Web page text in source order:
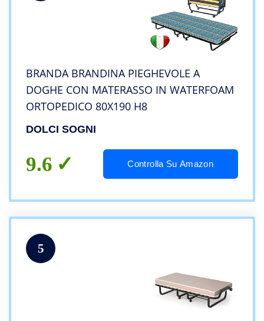
BRANDA BRANDINA PIEGHEVOLE A
DOGHE CON MATERASSO IN WATERFOAM
ORTOPEDICO 80X190 H8
DOLCI SOGNI
9.6 Controlla Su Amazon
5